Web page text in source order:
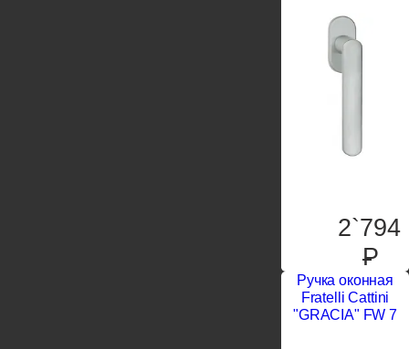
2`794
P
Ручка оконная
Fratelli Cattini
"GRACIA" FW 7